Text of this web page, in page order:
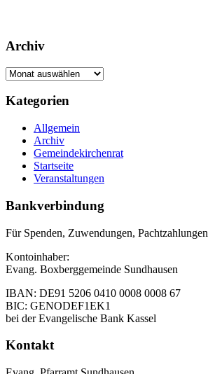
Archiv
Archiv
Footer
Inhalt
Kategorien
Allgemein
Archiv
Gemeindekirchenrat
Startseite
Veranstaltungen
Bankverbindung
Für Spenden, Zuwendungen, Pachtzahlungen
Kontoinhaber:
Evang. Boxberggemeinde Sundhausen
IBAN: DE91 5206 0410 0008 0008 67
BIC: GENODEF1EK1
bei der Evangelische Bank Kassel
Kontakt